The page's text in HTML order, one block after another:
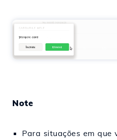
Note
Para situações em que